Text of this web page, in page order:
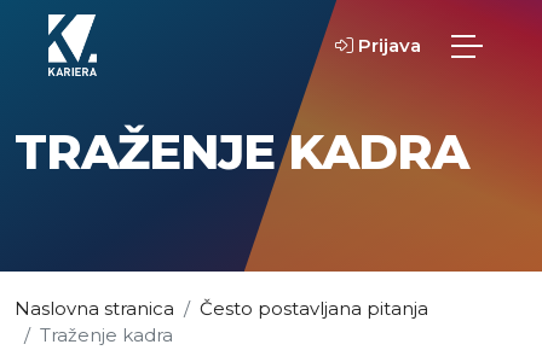
Prijava
TRAŽENJE KADRA
Naslovna stranica
Često postavljana pitanja
Traženje kadra